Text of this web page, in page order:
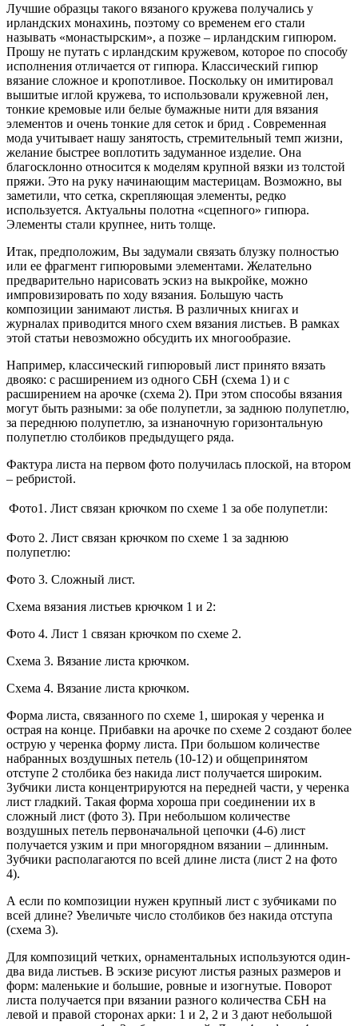
Лучшие образцы такого вязаного кружева получались у
ирландских монахинь, поэтому со временем его стали
называть «монастырским», а позже – ирландским гипюром.
Прошу не путать с ирландским кружевом, которое по способу
исполнения отличается от гипюра. Классический гипюр
вязание сложное и кропотливое. Поскольку он имитировал
вышитые иглой кружева, то использовали кружевной лен,
тонкие кремовые или белые бумажные нити для вязания
элементов и очень тонкие для сеток и брид . Современная
мода учитывает нашу занятость, стремительный темп жизни,
желание быстрее воплотить задуманное изделие. Она
благосклонно относится к моделям крупной вязки из толстой
пряжи. Это на руку начинающим мастерицам. Возможно, вы
заметили, что сетка, скрепляющая элементы, редко
используется. Актуальны полотна «сцепного» гипюра.
Элементы стали крупнее, нить толще.
Итак, предположим, Вы задумали связать блузку полностью
или ее фрагмент гипюровыми элементами. Желательно
предварительно нарисовать эскиз на выкройке, можно
импровизировать по ходу вязания. Большую часть
композиции занимают листья. В различных книгах и
журналах приводится много схем вязания листьев. В рамках
этой статьи невозможно обсудить их многообразие.
Например, классический гипюровый лист принято вязать
двояко: с расширением из одного СБН (схема 1) и с
расширением на арочке (схема 2). При этом способы вязания
могут быть разными: за обе полупетли, за заднюю полупетлю,
за переднюю полупетлю, за изнаночную горизонтальную
полупетлю столбиков предыдущего ряда.
Фактура листа на первом фото получилась плоской, на втором
– ребристой.
Фото1. Лист связан крючком по схеме 1 за обе полупетли:
Фото 2. Лист связан крючком по схеме 1 за заднюю
полупетлю:
Фото 3. Сложный лист.
Схема вязания листьев крючком 1 и 2:
Фото 4. Лист 1 связан крючком по схеме 2.
Схема 3. Вязание листа крючком.
Схема 4. Вязание листа крючком.
Форма листа, связанного по схеме 1, широкая у черенка и
острая на конце. Прибавки на арочке по схеме 2 создают более
острую у черенка форму листа. При большом количестве
набранных воздушных петель (10-12) и общепринятом
отступе 2 столбика без накида лист получается широким.
Зубчики листа концентрируются на передней части, у черенка
лист гладкий. Такая форма хороша при соединении их в
сложный лист (фото 3). При небольшом количестве
воздушных петель первоначальной цепочки (4-6) лист
получается узким и при многорядном вязании – длин­ным.
Зубчики распо­лагаются по всей длине листа (лист 2 на фото
4).
А если по ком­позиции нужен крупный лист с зубчиками по
всей длине? Увеличьте чис­ло столбиков без накида отступа
(схема 3).
Для композиций четких, орнаментальных исполь­зуются один-
два вида листьев. В эскизе ри­суют листья разных разме­ров и
форм: маленькие и большие, ровные и изогну­тые. Поворот
листа полу­чается при вязании разного количества СБН на
левой и правой сто­ронах арки: 1 и 2, 2 и 3 дают неболь­шой